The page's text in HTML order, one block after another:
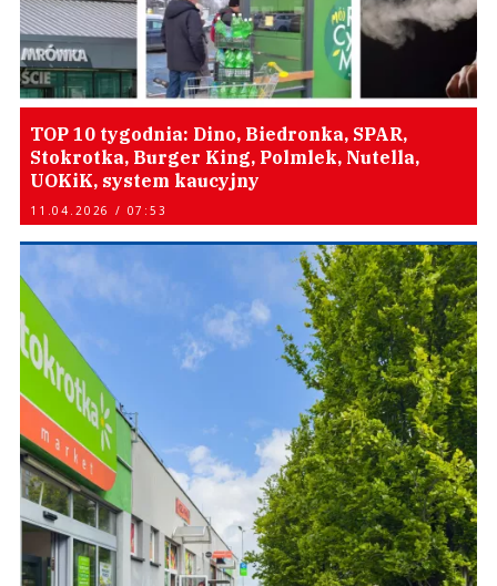
TOP 10 tygodnia: Dino, Biedronka, SPAR,
Stokrotka, Burger King, Polmlek, Nutella,
UOKiK, system kaucyjny
11.04.2026 / 07:53